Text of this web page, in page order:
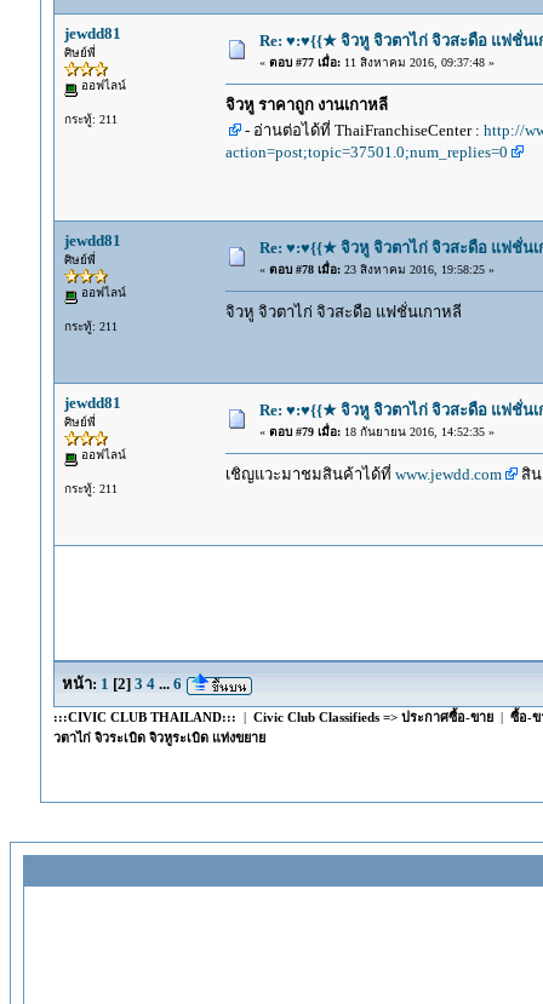
jewdd81
ศิษย์พี่
ออฟไลน์
กระทู้: 211
Re: ♥:♥{{★ จิวหู จิวตาไก่ จิวสะดือ แฟชั่น
« ตอบ #77 เมื่อ:11 สิงหาคม 2016, 09:37:48 »
จิวหู ราคาถูก งานเกาหลี
- อ่านต่อได้ที่ ThaiFranchiseCenter : http://
action=post;topic=37501.0;num_replies=0
jewdd81
ศิษย์พี่
ออฟไลน์
กระทู้: 211
Re: ♥:♥{{★ จิวหู จิวตาไก่ จิวสะดือ แฟชั่น
« ตอบ #78 เมื่อ:23 สิงหาคม 2016, 19:58:25 »
จิวหู จิวตาไก่ จิวสะดือ แฟชั่นเกาหลี
jewdd81
ศิษย์พี่
ออฟไลน์
กระทู้: 211
Re: ♥:♥{{★ จิวหู จิวตาไก่ จิวสะดือ แฟชั่น
« ตอบ #79 เมื่อ:18 กันยายน 2016, 14:52:35 »
เชิญแวะมาชมสินค้าได้ที่ www.jewdd.com สิน
หน้า: 1 [2] 3 4 ... 6
:::CIVIC CLUB THAILAND::: | Civic Club Classifieds => ประกาศซื้อ-ขาย| ซื้อ-ข
วตาไก่ จิวระเบิด จิวหูระเบิด แท่งขยาย